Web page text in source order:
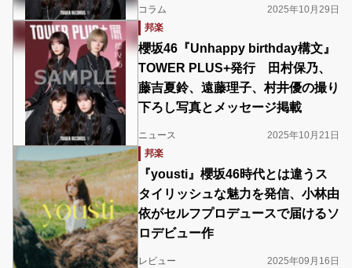
コラム
2025年10月29日
邦楽
櫻坂46『Unhappy birthday構文』
TOWER PLUS+発行 田村保乃、
藤吉夏鈴、遠藤理子、村井優の撮り
下ろし写真とメッセージ掲載
ニュース
2025年10月21日
邦楽
『yousti』櫻坂46時代とは違うス
タイリッシュな魅力を発信、小林由
依がセルフプロデュースで届けるソ
ロデビュー作
レビュー
2025年09月16日